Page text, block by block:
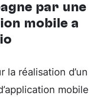
par une
mobile à
la réalisation d’un
mobile